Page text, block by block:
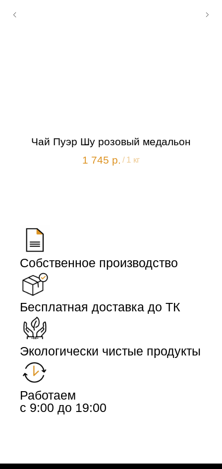
Чай Пуэр Шу розовый медальон
1 745 р. / 1 кг
Собственное производство
Бесплатная доставка до ТК
Экологически чистые продукты
Работаем
с 9:00 до 19:00